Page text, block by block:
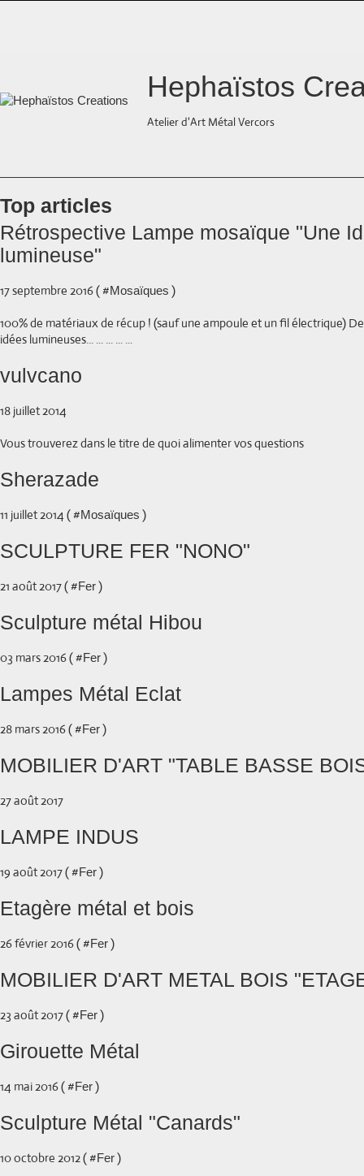
Hephaïstos
Atelier d'Art Métal Vercors
Top articles
Rétrospective Lampe mosaïque "Une
lumineuse"
17 septembre 2016 ( #Mosaïques )
100% de matériaux de récup ! (sauf une ampoule et un fil électrique)
idées lumineuses... ... ... ... ...
vulvcano
18 juillet 2014
Vous trouverez dans le titre de quoi alimenter vos questions
Sherazade
11 juillet 2014 ( #Mosaïques )
SCULPTURE FER "NONO"
21 août 2017 ( #Fer)
Sculpture métal Hibou
03 mars 2016 ( #Fer)
Lampes Métal Eclat
28 mars 2016 ( #Fer)
MOBILIER D'ART "TABLE BASSE
27 août 2017
LAMPE INDUS
19 août 2017 ( #Fer)
Etagère métal et bois
26 février 2016 ( #Fer)
MOBILIER D'ART METAL BOIS
23 août 2017 ( #Fer)
Girouette Métal
14 mai 2016 ( #Fer)
Sculpture Métal "Canards"
10 octobre 2012 ( #Fer)